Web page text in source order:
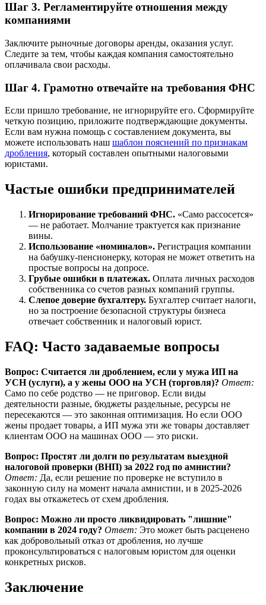
Шаг 3. Регламентируйте отношения между
компаниями
Заключите рыночные договоры аренды, оказания услуг.
Следите за тем, чтобы каждая компания самостоятельно
оплачивала свои расходы.
Шаг 4. Грамотно отвечайте на требования ФНС
Если пришло требование, не игнорируйте его. Сформируйте
четкую позицию, приложите подтверждающие документы.
Если вам нужна помощь с составлением документа, вы
можете использовать наш шаблон пояснений по признакам
дробления, который составлен опытными налоговыми
юристами.
Частые ошибки предпринимателей
Игнорирование требований ФНС. «Само рассосется»
— не работает. Молчание трактуется как признание
вины.
Использование «номиналов». Регистрация компании
на бабушку-пенсионерку, которая не может ответить на
простые вопросы на допросе.
Грубые ошибки в платежах. Оплата личных расходов
собственника со счетов разных компаний группы.
Слепое доверие бухгалтеру. Бухгалтер считает налоги,
но за построение безопасной структуры бизнеса
отвечает собственник и налоговый юрист.
FAQ: Часто задаваемые вопросы
Вопрос: Считается ли дроблением, если у мужа ИП на
УСН (услуги), а у жены ООО на УСН (торговля)? Ответ:
Само по себе родство — не приговор. Если виды
деятельности разные, бюджеты раздельные, ресурсы не
пересекаются — это законная оптимизация. Но если ООО
жены продает товары, а ИП мужа эти же товары доставляет
клиентам ООО на машинах ООО — это риски.
Вопрос: Простят ли долги по результатам выездной
налоговой проверки (ВНП) за 2022 год по амнистии?
Ответ: Да, если решение по проверке не вступило в
законную силу на момент начала амнистии, и в 2025-2026
годах вы откажетесь от схем дробления.
Вопрос: Можно ли просто ликвидировать "лишние"
компании в 2024 году? Ответ: Это может быть расценено
как добровольный отказ от дробления, но лучше
проконсультироваться с налоговым юристом для оценки
конкретных рисков.
Заключение